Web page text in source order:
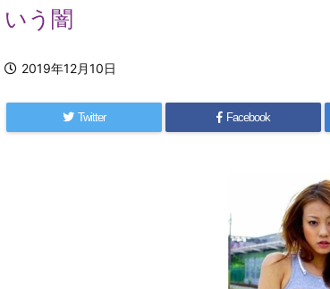
いう闇
2019年12月10日
Twitter Facebook